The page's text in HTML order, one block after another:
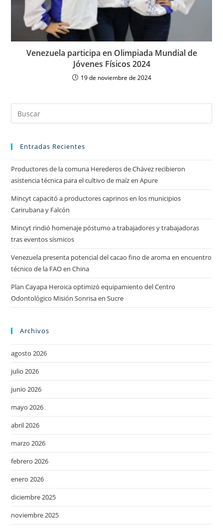
Venezuela participa en Olimpiada Mundial de
Jóvenes Físicos 2024
19 de noviembre de 2024
Entradas Recientes
Productores de la comuna Herederos de Chávez recibieron
asistencia técnica para el cultivo de maíz en Apure
Mincyt capacitó a productores caprinos en los municipios
Carirubana y Falcón
Mincyt rindió homenaje póstumo a trabajadores y trabajadoras
tras eventos sísmicos
Venezuela presenta potencial del cacao fino de aroma en encuentro
técnico de la FAO en China
Plan Cayapa Heroica optimizó equipamiento del Centro
Odontológico Misión Sonrisa en Sucre
Archivos
agosto 2026
julio 2026
junio 2026
mayo 2026
abril 2026
marzo 2026
febrero 2026
enero 2026
diciembre 2025
noviembre 2025